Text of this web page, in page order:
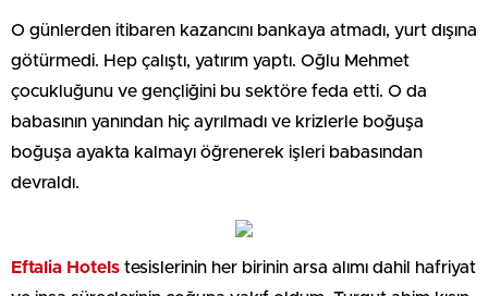
O günlerden itibaren kazancını bankaya atmadı, yurt dışına
götürmedi. Hep çalıştı, yatırım yaptı. Oğlu Mehmet
çocukluğunu ve gençliğini bu sektöre feda etti. O da
babasının yanından hiç ayrılmadı ve krizlerle boğuşa
boğuşa ayakta kalmayı öğrenerek işleri babasından
devraldı.
Eftalia Hotels tesislerinin her birinin arsa alımı dahil hafriyat